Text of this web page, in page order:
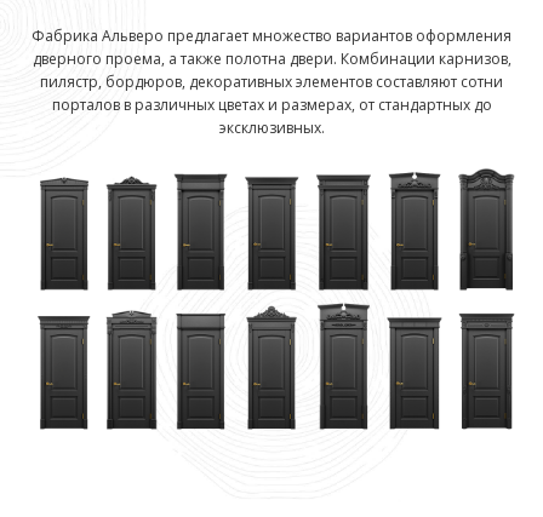
Фабрика Альверо предлагает множество вариантов оформления
дверного проема, а также полотна двери. Комбинации карнизов,
пилястр, бордюров, декоративных элементов составляют сотни
порталов в различных цветах и размерах, от стандартных до
эксклюзивных.